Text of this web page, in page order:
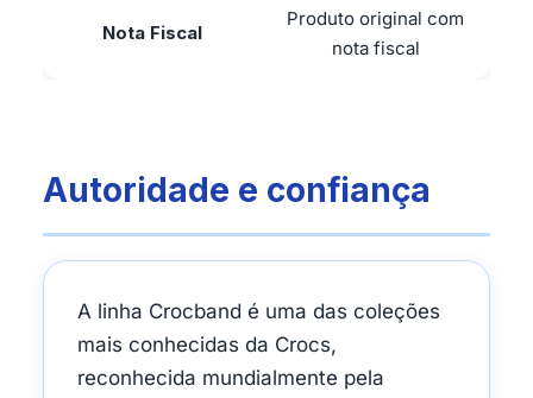
Nota Fiscal
Produto original com
nota fiscal
Autoridade e confiança
A linha Crocband é uma das coleções
mais conhecidas da Crocs,
reconhecida mundialmente pela